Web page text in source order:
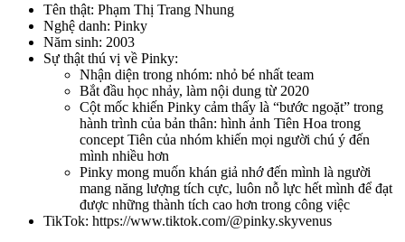
Tên thật: Phạm Thị Trang Nhung
Nghệ danh: Pinky
Năm sinh: 2003
Sự thật thú vị về Pinky:
Nhận diện trong nhóm: nhỏ bé nhất team
Bắt đầu học nhảy, làm nội dung từ 2020
Cột mốc khiến Pinky cảm thấy là “bước ngoặt” trong
hành trình của bản thân: hình ảnh Tiên Hoa trong
concept Tiên của nhóm khiến mọi người chú ý đến
mình nhiều hơn
Pinky mong muốn khán giả nhớ đến mình là người
mang năng lượng tích cực, luôn nỗ lực hết mình để đạt
được những thành tích cao hơn trong công việc
TikTok: https://www.tiktok.com/@pinky.skyvenus